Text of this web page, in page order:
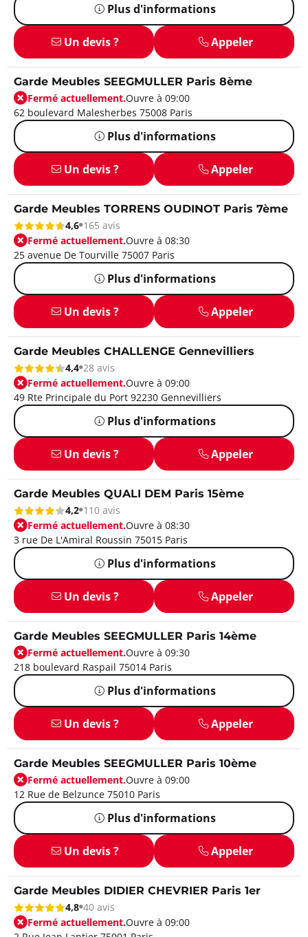
Plus d'informations
Un devis ? Appeler
Garde Meubles SEEGMULLER Paris 8ème
Fermé actuellement.Ouvre à 09:00
62 boulevard Malesherbes 75008 Paris
Plus d'informations
Un devis ? Appeler
Garde Meubles TORRENS OUDINOT Paris 7ème
4,6 165 avis
Fermé actuellement.Ouvre à 08:30
25 avenue De Tourville 75007 Paris
Plus d'informations
Un devis ? Appeler
Garde Meubles CHALLENGE Gennevilliers
4,4 28 avis
Fermé actuellement.Ouvre à 09:00
49 Rte Principale du Port 92230 Gennevilliers
Plus d'informations
Un devis ? Appeler
Garde Meubles QUALI DEM Paris 15ème
4,2 110 avis
Fermé actuellement.Ouvre à 08:30
3 rue De L'Amiral Roussin 75015 Paris
Plus d'informations
Un devis ? Appeler
Garde Meubles SEEGMULLER Paris 14ème
Fermé actuellement.Ouvre à 09:30
218 boulevard Raspail 75014 Paris
Plus d'informations
Un devis ? Appeler
Garde Meubles SEEGMULLER Paris 10ème
Fermé actuellement.Ouvre à 09:00
12 Rue de Belzunce 75010 Paris
Plus d'informations
Un devis ? Appeler
Garde Meubles DIDIER CHEVRIER Paris 1er
4,8 40 avis
Fermé actuellement.Ouvre à 09:00